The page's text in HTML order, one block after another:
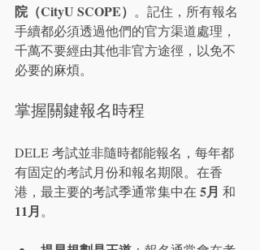
院（CityU SCOPE） 。記住，所有報名
手續都必須透過他們的官方渠道處理，
千萬不要經由其他非官方途徑，以免不
必要的麻煩。
掌握關鍵報名時程
DELE 考試並非隨時都能報名，每年都
有固定的考試月份和報名期限。在香
港，最主要的考試季通常集中在 5月 和
11月 。